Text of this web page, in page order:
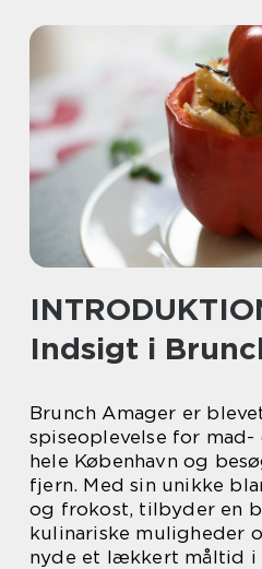
Indsigt i
Brunch Amager er
spiseoplevelse for
hele København og
fjern. Med sin unikke
og frokost, tilbyder en
kulinariske muligheder
nyde et lækkert måltid i